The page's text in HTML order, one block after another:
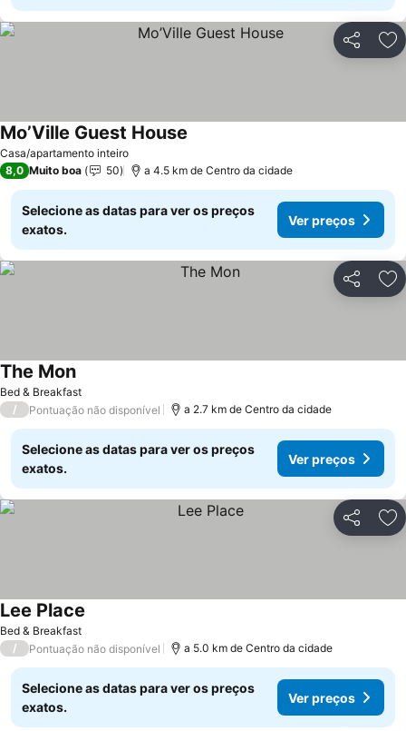
Partilhar
Casa/apartamento inteiro
Mo’Ville Guest House
8,0 Muito boa 50 a 4.5 km de Centro da cidade
Selecione as datas para ver os preços
exatos.
Ver preços
Partilhar
Bed & Breakfast
The Mon
/ Pontuação não disponível a 2.7 km de Centro da cidade
Selecione as datas para ver os preços
exatos.
Ver preços
Partilhar
Bed & Breakfast
Lee Place
/ Pontuação não disponível a 5.0 km de Centro da cidade
Selecione as datas para ver os preços
exatos.
Ver preços